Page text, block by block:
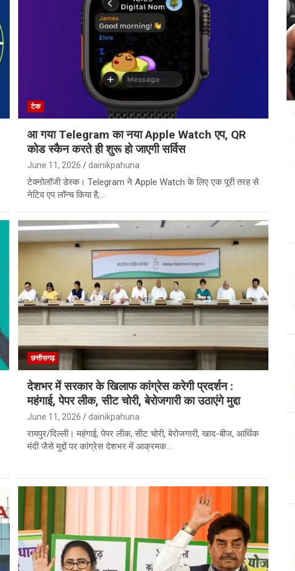
टेक
आ गया Telegram का नया Apple Watch एप, QR
कोड स्कैन करते ही शुरू हो जाएगी सर्विस
June 11, 2026 dainikpahuna
टेक्नोलॉजी डेस्क। Telegram ने Apple Watch के लिए एक पूरी तरह से
नेटिव एप लॉन्च किया है,…
छत्तीसगढ़
देशभर में सरकार के खिलाफ कांग्रेस करेगी प्रदर्शन :
महंगाई, पेपर लीक, सीट चोरी, बेरोजगारी का उठाएंगे मुद्दा
June 11, 2026 dainikpahuna
रायपुर/दिल्ली। महंगाई, पेपर लीक, सीट चोरी, बेरोजगारी, खाद-बीज, आर्थिक
मंदी जैसे मुद्दों पर कांग्रेस देशभर में आक्रमक…